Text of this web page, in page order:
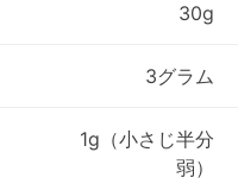
30g
3グラム
1g（小さじ半分
弱）